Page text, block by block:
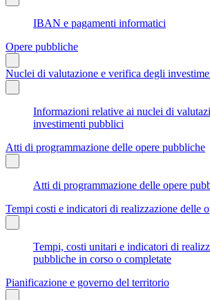
IBAN e pagamenti informatici
Opere pubbliche
Nuclei di valutazione e verifica degli
Informazioni relative ai nuclei di
investimenti pubblici
Atti di programmazione delle opere pubbliche
Atti di programmazione delle opere
Tempi costi e indicatori di realizzazione delle
Tempi, costi unitari e indicatori di
pubbliche in corso o completate
Pianificazione e governo del territorio